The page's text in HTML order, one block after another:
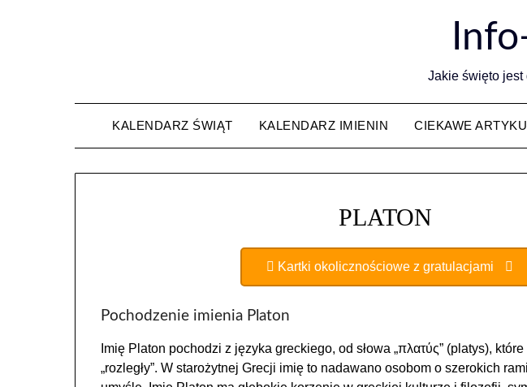
Jakie święto
KALENDARZ ŚWIĄT KALENDARZ IMIENIN CIEKAWE
PLATON
Kartki okolicznościowe z gratulacjami
Pochodzenie imienia Platon
Imię Platon pochodzi z języka greckiego, od słowa „πλατύς” (platys),
„rozległy”. W starożytnej Grecji imię to nadawano osobom o szerokich